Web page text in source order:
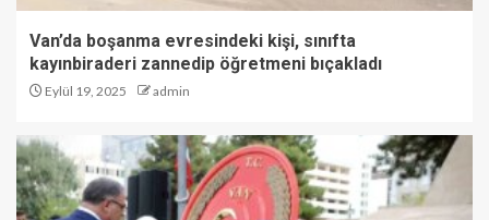
Van’da boşanma evresindeki kişi, sınıfta
kayınbiraderi zannedip öğretmeni bıçakladı
Eylül 19, 2025 admin